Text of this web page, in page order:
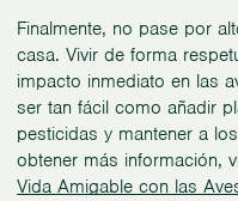
Finalmente, no pase por
casa. Vivir de forma
impacto inmediato en las
ser tan fácil como añadir
pesticidas y mantener a
obtener más información,
Vida Amigable con las